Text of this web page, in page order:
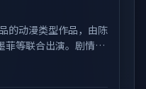
的动漫类型作品，由陈
等联合出演。剧情在
叙事张力与视听质
片单交叉检索，便于